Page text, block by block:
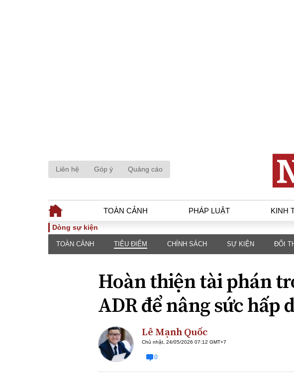
Liên hệ Góp ý Quảng cáo
TOÀN CẢNH PHÁP LUẬT KINH
TOÀN CẢNH
Chính sách
Đối thoại
PHÁP LUẬT
luật
Góc nhìn luật gia
Hồ sơ điều tra
Tiếng nói công dân
An ninh - Hình sự
Dòng sự kiện
TOÀN CẢNH TIÊU ĐIỂM CHÍNH SÁCH SỰ KIỆN ĐỐI
Hoàn thiện tài phán
ADR để nâng sức hấp
Lê Mạnh Quốc
Chủ nhật, 24/05/2026 07:12 GMT+7
0